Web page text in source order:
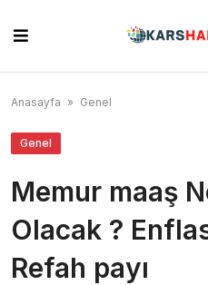
content
Anasayfa » Genel
Genel
Memur maaş
Olacak ?
Refah payı